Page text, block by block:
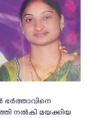
ഭര്‍ത്താവിനെ
നല്‍കി മയക്കിയ